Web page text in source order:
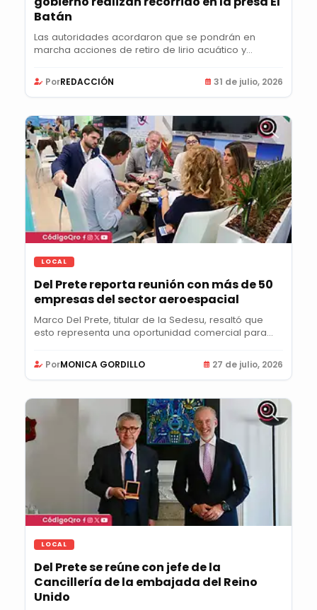
Batán
Las autoridades acordaron que se pondrán en
marcha acciones de retiro de lirio acuático y...
PorREDACCIÓN 31 de julio, 2026
LOCAL
Del Prete reporta reunión con más de 50
empresas del sector aeroespacial
Marco Del Prete, titular de la Sedesu, resaltó que
esto representa una oportunidad comercial para...
PorMONICA GORDILLO 27 de julio, 2026
LOCAL
Del Prete se reúne con jefe de la
Cancillería de la embajada del Reino
Unido